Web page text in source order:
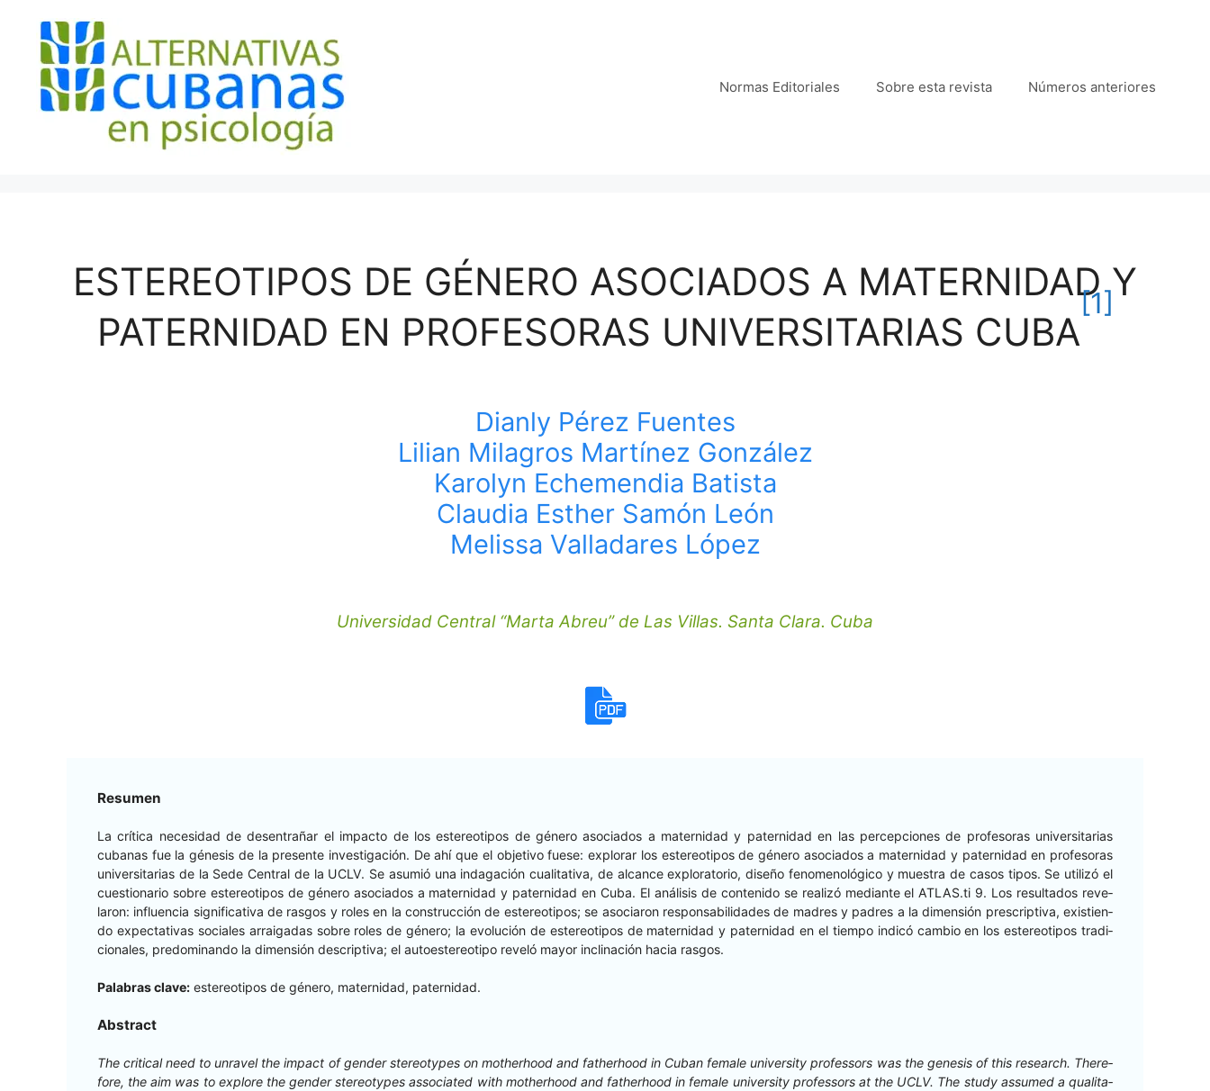
contenido
Normas Editoriales Sobre esta revista Números anteriores
ESTEREOTIPOS DE GÉNERO ASOCIADOS A MATERNIDAD Y
PATERNIDAD EN PROFESORAS UNIVERSITARIAS CUBA
[1]
Dianly Pérez Fuentes
Lilian Milagros Martínez González
Karolyn Echemendia Batista
Claudia Esther Samón León
Melissa Valladares López
Universidad Central “Marta Abreu” de Las Villas. Santa Clara. Cuba
Resumen
La críti­ca necesi­dad de desen­trañar el impacto de los estereoti­pos de género aso­ci­a­dos a mater­nidad y pater­nidad en las per­cep­ciones de pro­fe­so­ras uni­ver­si­tarias
cubanas fue la géne­sis de la pre­sente inves­ti­gación. De ahí que el obje­ti­vo fuese: explo­rar los estereoti­pos de género aso­ci­a­dos a mater­nidad y pater­nidad en pro­fe­so­ras
uni­ver­si­tarias de la Sede Cen­tral de la UCLV. Se asum­ió una inda­gación cual­i­ta­ti­va, de alcance explorato­rio, dis­eño fenom­e­nológi­co y mues­tra de casos tipos. Se uti­lizó el
cues­tionario sobre estereoti­pos de género aso­ci­a­dos a mater­nidad y pater­nidad en Cuba. El análi­sis de con­tenido se real­izó medi­ante el ATLAS.ti 9. Los resul­ta­dos rev­e­
laron: influ­en­cia sig­ni­fica­ti­va de ras­gos y roles en la con­struc­ción de estereoti­pos; se aso­cia­ron respon­s­abil­i­dades de madres y padres a la dimen­sión pre­scrip­ti­va, existien­
do expec­ta­ti­vas sociales arraigadas sobre roles de género; la evolu­ción de estereoti­pos de mater­nidad y pater­nidad en el tiem­po indicó cam­bio en los estereoti­pos tradi­
cionales, pre­dom­i­nan­do la dimen­sión descrip­ti­va; el autoestereotipo rev­eló may­or incli­nación hacia rasgos.
Pal­abras clave: estereoti­pos de género, mater­nidad, paternidad.
Abstract
The crit­i­cal need to unrav­el the impact of gen­der stereo­types on moth­er­hood and father­hood in Cuban female uni­ver­si­ty pro­fes­sors was the gen­e­sis of this research. There­
fore, the aim was to explore the gen­der stereo­types asso­ci­at­ed with moth­er­hood and father­hood in female uni­ver­si­ty pro­fes­sors at the UCLV. The study assumed a qual­i­ta­